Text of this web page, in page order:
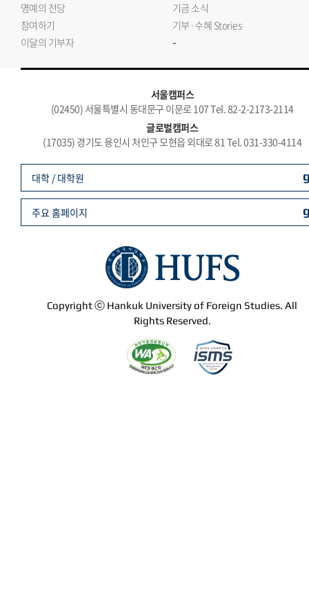
명예의 전당
기금 소식
참여하기
기부·수혜 Stories
이달의 기부자
-
서울캠퍼스
(02450) 서울특별시 동대문구 이문로 107 Tel. 82-2-2173-2114
글로벌캠퍼스
(17035) 경기도 용인시 처인구 모현읍 외대로 81 Tel. 031-330-4114
Copyright ⓒ Hankuk University of Foreign Studies. All
Rights Reserved.
대학 / 대학원
주요 홈페이지